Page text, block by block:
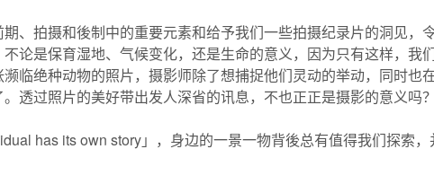
、拍摄和後制中的重要元素和给予我们一些拍摄纪录片的洞见，
论是保育湿地、气候变化，还是生命的意义，因为只有这样，我
临绝种动物的照片，摄影师除了想捕捉他们灵动的举动，同时也
透过照片的美好带出发人深省的讯息，不也正正是摄影的意义吗？
has its own story」，身边的一景一物背後总有值得我们探索